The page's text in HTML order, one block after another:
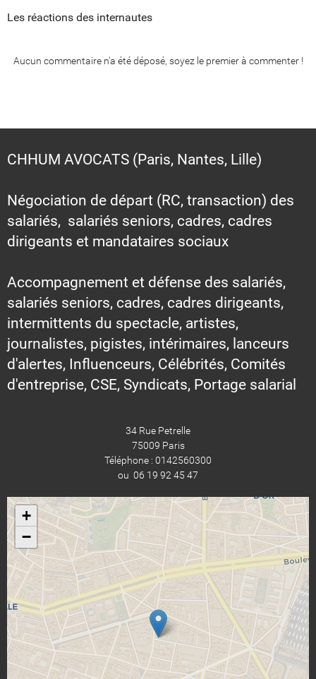
Les réactions des internautes
Aucun commentaire n'a été déposé, soyez le premier à commenter !
CHHUM AVOCATS (Paris, Nantes, Lille)
Négociation de départ (RC, transaction) des
salariés, salariés seniors, cadres, cadres
dirigeants et mandataires sociaux
Accompagnement et défense des salariés,
salariés seniors, cadres, cadres dirigeants,
intermittents du spectacle, artistes,
journalistes, pigistes, intérimaires, lanceurs
d'alertes, Influenceurs, Célébrités, Comités
d'entreprise, CSE, Syndicats, Portage salarial
34 Rue Petrelle
75009 Paris
Téléphone : 0142560300
ou 06 19 92 45 47
+
−